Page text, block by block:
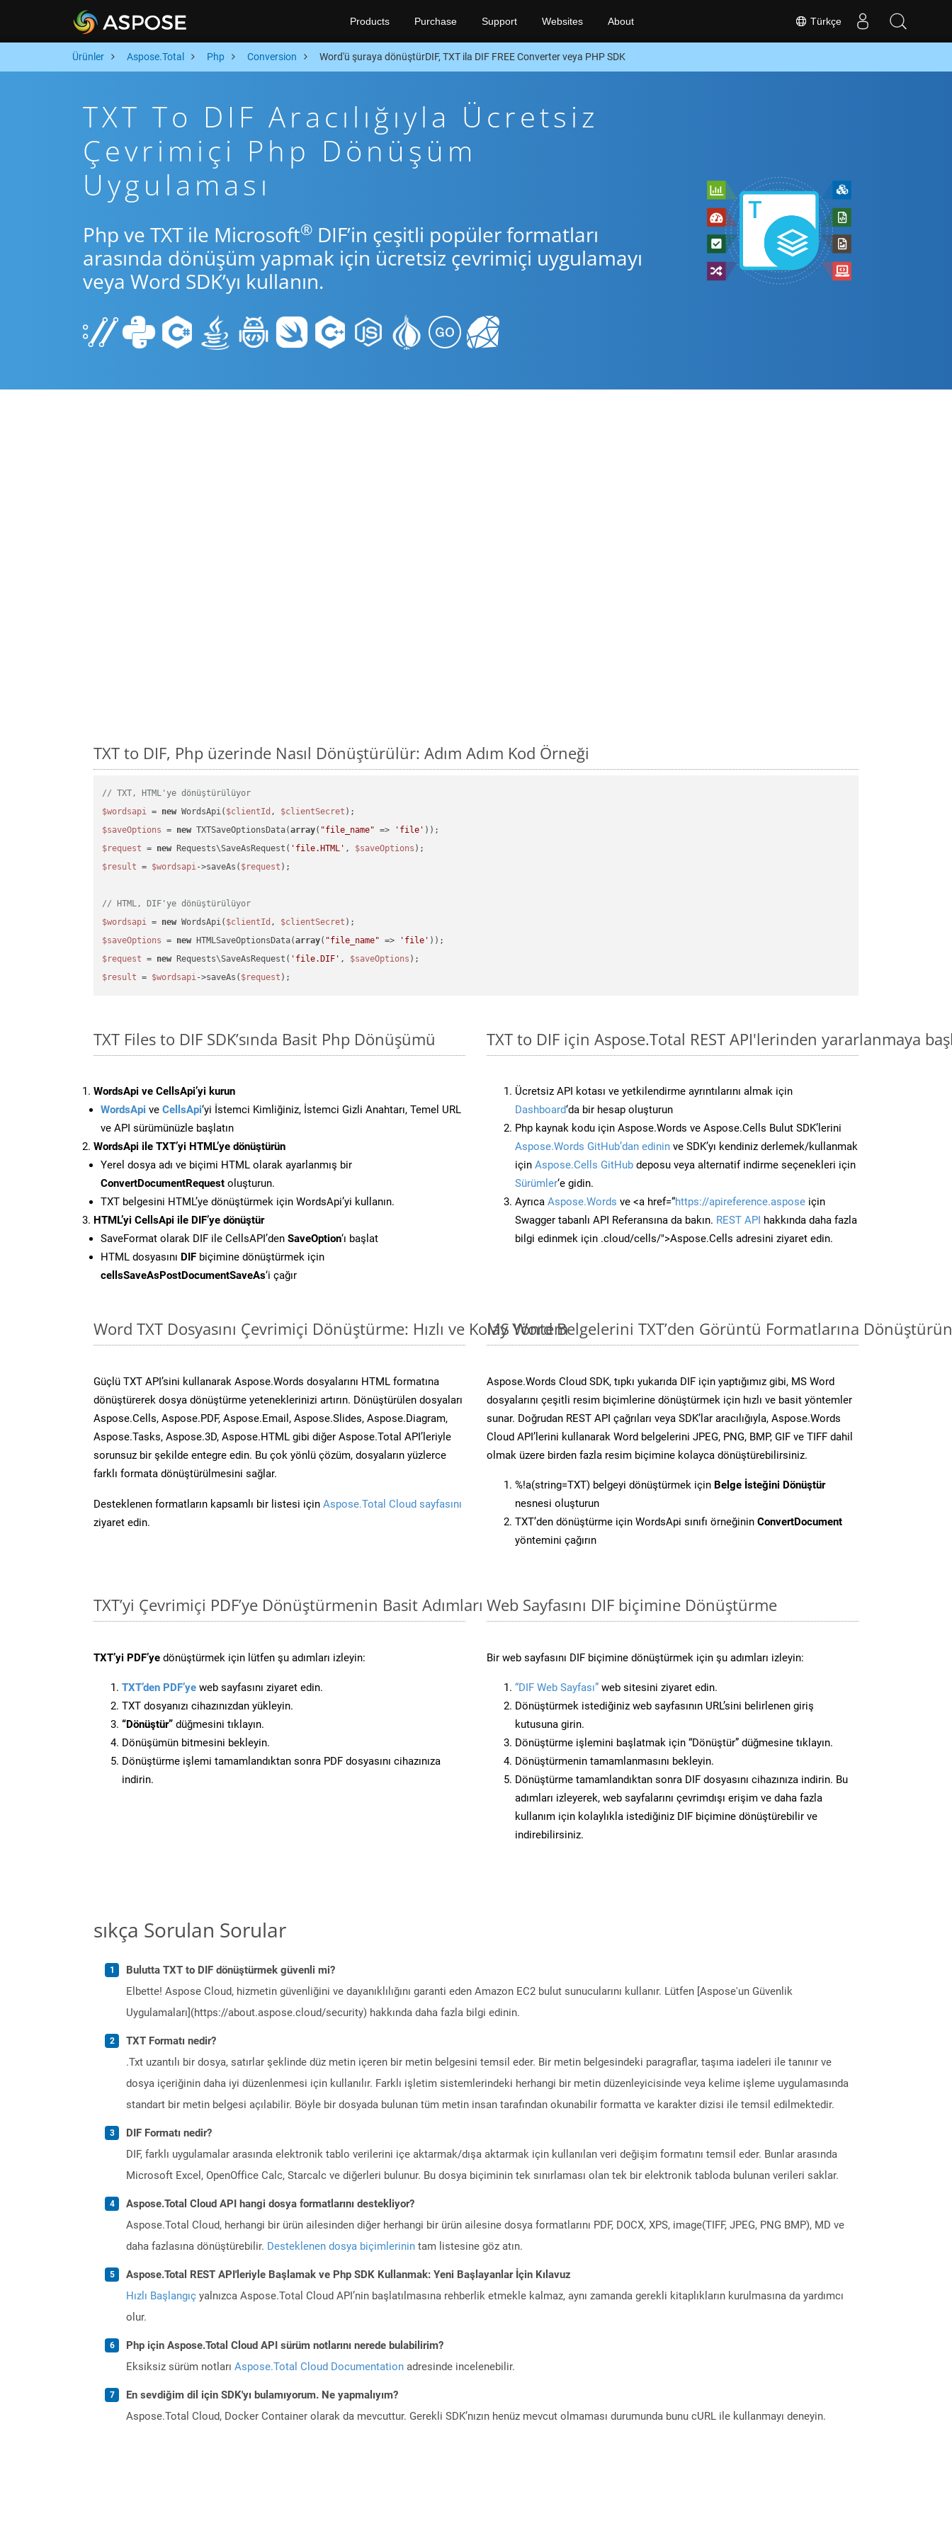
Türkçe
Products Purchase Support Websites About
Ürünler Aspose.Total Php Conversion Word'ü şuraya dönüştürDIF, TXT ila DIF FREE Converter veya PHP SDK
TXT To DIF Aracılığıyla Ücretsiz
Çevrimiçi Php Dönüşüm
Uygulaması
Php ve TXT ile Microsoft® DIF’in çeşitli popüler formatları
arasında dönüşüm yapmak için ücretsiz çevrimiçi uygulamayı
veya Word SDK’yı kullanın.
TXT to DIF, Php üzerinde Nasıl Dönüştürülür: Adım Adım Kod Örneği
// TXT, HTML'ye dönüştürülüyor
$wordsapi = new WordsApi( $clientId , $clientSecret
$saveOptions = new TXTSaveOptionsData(array( "file_name" => 'file'
$request = new Requests\SaveAsRequest( 'file.HTML' , $saveOptions
$result = $wordsapi->saveAs( $request );
// HTML, DIF'ye dönüştürülüyor
$wordsapi = new WordsApi( $clientId , $clientSecret
$saveOptions = new HTMLSaveOptionsData(array( "file_name" => 'file'
$request = new Requests\SaveAsRequest( 'file.DIF' , $saveOptions
$result = $wordsapi->saveAs( $request
TXT Files to DIF SDK’sında Basit Php Dönüşümü
WordsApi ve CellsApi’yi kurun
WordsApi ve CellsApi‘yi İstemci Kimliğiniz, İstemci Gizli Anahtarı, Temel URL
ve API sürümünüzle başlatın
WordsApi ile TXT’yi HTML’ye dönüştürün
Yerel dosya adı ve biçimi HTML olarak ayarlanmış bir
ConvertDocumentRequest oluşturun.
TXT belgesini HTML’ye dönüştürmek için WordsApi’yi kullanın.
HTML’yi CellsApi ile DIF’ye dönüştür
SaveFormat olarak DIF ile CellsAPI’den SaveOption‘ı başlat
HTML dosyasını DIF biçimine dönüştürmek için
cellsSaveAsPostDocumentSaveAs‘i çağır
TXT to DIF için Aspose.Total REST API'lerinden yararlanmaya
Ücretsiz API kotası ve yetkilendirme ayrıntılarını almak için
Dashboard‘da bir hesap oluşturun
Php kaynak kodu için Aspose.Words ve Aspose.Cells Bulut SDK’lerini
Aspose.Words GitHub’dan edinin ve SDK’yı kendiniz derlemek/kullanmak
için Aspose.Cells GitHub deposu veya alternatif indirme seçenekleri için
Sürümler‘e gidin.
Ayrıca Aspose.Words ve <a href=“https://apireference.aspose için
Swagger tabanlı API Referansına da bakın. REST API hakkında daha fazla
bilgi edinmek için .cloud/cells/">Aspose.Cells adresini ziyaret edin.
Word TXT Dosyasını Çevrimiçi Dönüştürme: Hızlı ve Kolay Yöntem
Güçlü TXT API’sini kullanarak Aspose.Words dosyalarını HTML formatına
dönüştürerek dosya dönüştürme yeteneklerinizi artırın. Dönüştürülen dosyaları
Aspose.Cells, Aspose.PDF, Aspose.Email, Aspose.Slides, Aspose.Diagram,
Aspose.Tasks, Aspose.3D, Aspose.HTML gibi diğer Aspose.Total API’leriyle
sorunsuz bir şekilde entegre edin. Bu çok yönlü çözüm, dosyaların yüzlerce
farklı formata dönüştürülmesini sağlar.
Desteklenen formatların kapsamlı bir listesi için Aspose.Total Cloud sayfasını
ziyaret edin.
MS Word Belgelerini TXT’den Görüntü Formatlarına Dönüştürün
Aspose.Words Cloud SDK, tıpkı yukarıda DIF için yaptığımız gibi, MS Word
dosyalarını çeşitli resim biçimlerine dönüştürmek için hızlı ve basit yöntemler
sunar. Doğrudan REST API çağrıları veya SDK’lar aracılığıyla, Aspose.Words
Cloud API’lerini kullanarak Word belgelerini JPEG, PNG, BMP, GIF ve TIFF dahil
olmak üzere birden fazla resim biçimine kolayca dönüştürebilirsiniz.
%!a(string=TXT) belgeyi dönüştürmek için Belge İsteğini Dönüştür
nesnesi oluşturun
TXT’den dönüştürme için WordsApi sınıfı örneğinin ConvertDocument
yöntemini çağırın
TXT’yi Çevrimiçi PDF’ye Dönüştürmenin Basit Adımları
TXT’yi PDF’ye dönüştürmek için lütfen şu adımları izleyin:
TXT’den PDF’ye web sayfasını ziyaret edin.
TXT dosyanızı cihazınızdan yükleyin.
“Dönüştür” düğmesini tıklayın.
Dönüşümün bitmesini bekleyin.
Dönüştürme işlemi tamamlandıktan sonra PDF dosyasını cihazınıza
indirin.
Web Sayfasını DIF biçimine Dönüştürme
Bir web sayfasını DIF biçimine dönüştürmek için şu adımları izleyin:
“DIF Web Sayfası” web sitesini ziyaret edin.
Dönüştürmek istediğiniz web sayfasının URL’sini belirlenen giriş
kutusuna girin.
Dönüştürme işlemini başlatmak için “Dönüştür” düğmesine tıklayın.
Dönüştürmenin tamamlanmasını bekleyin.
Dönüştürme tamamlandıktan sonra DIF dosyasını cihazınıza indirin. Bu
adımları izleyerek, web sayfalarını çevrimdışı erişim ve daha fazla
kullanım için kolaylıkla istediğiniz DIF biçimine dönüştürebilir ve
indirebilirsiniz.
sıkça Sorulan Sorular
Bulutta TXT to DIF dönüştürmek güvenli mi?
Elbette! Aspose Cloud, hizmetin güvenliğini ve dayanıklılığını garanti eden Amazon EC2 bulut sunucularını kullanır. Lütfen [Aspose'un Güvenlik
Uygulamaları](https://about.aspose.cloud/security) hakkında daha fazla bilgi edinin.
TXT Formatı nedir?
.Txt uzantılı bir dosya, satırlar şeklinde düz metin içeren bir metin belgesini temsil eder. Bir metin belgesindeki paragraflar, taşıma iadeleri ile tanınır ve
dosya içeriğinin daha iyi düzenlenmesi için kullanılır. Farklı işletim sistemlerindeki herhangi bir metin düzenleyicisinde veya kelime işleme uygulamasında
standart bir metin belgesi açılabilir. Böyle bir dosyada bulunan tüm metin insan tarafından okunabilir formatta ve karakter dizisi ile temsil edilmektedir.
DIF Formatı nedir?
DIF, farklı uygulamalar arasında elektronik tablo verilerini içe aktarmak/dışa aktarmak için kullanılan veri değişim formatını temsil eder. Bunlar arasında
Microsoft Excel, OpenOffice Calc, Starcalc ve diğerleri bulunur. Bu dosya biçiminin tek sınırlaması olan tek bir elektronik tabloda bulunan verileri saklar.
Aspose.Total Cloud API hangi dosya formatlarını destekliyor?
Aspose.Total Cloud, herhangi bir ürün ailesinden diğer herhangi bir ürün ailesine dosya formatlarını PDF, DOCX, XPS, image(TIFF, JPEG, PNG BMP), MD ve
daha fazlasına dönüştürebilir. Desteklenen dosya biçimlerinin tam listesine göz atın.
Aspose.Total REST API'leriyle Başlamak ve Php SDK Kullanmak: Yeni Başlayanlar İçin Kılavuz
Hızlı Başlangıç yalnızca Aspose.Total Cloud API’nin başlatılmasına rehberlik etmekle kalmaz, aynı zamanda gerekli kitaplıkların kurulmasına da yardımcı
olur.
Php için Aspose.Total Cloud API sürüm notlarını nerede bulabilirim?
Eksiksiz sürüm notları Aspose.Total Cloud Documentation adresinde incelenebilir.
En sevdiğim dil için SDK'yı bulamıyorum. Ne yapmalıyım?
Aspose.Total Cloud, Docker Container olarak da mevcuttur. Gerekli SDK’nızın henüz mevcut olmaması durumunda bunu cURL ile kullanmayı deneyin.